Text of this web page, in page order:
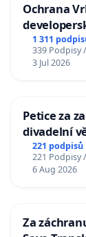
Ochrana
1 311
339 Podpisy
3 Jul 2026
Petice za
divadelní
221 podpisů
221 Podpisy
6 Aug 2026
Za